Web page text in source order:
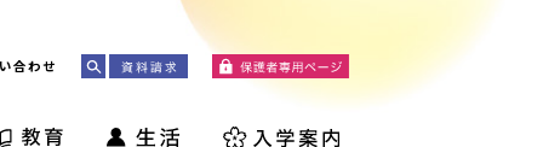
合わせ